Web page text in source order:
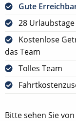
Gute
28 Urlaubstage
Kostenlose
das Team
Tolles Team
Bitte sehen Sie